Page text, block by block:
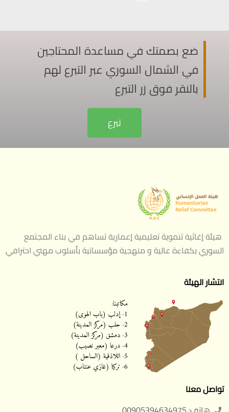
ضع بصمتك في مساعدة المحتاجين
في الشمال السوري عبر التبرع لهم
بالنقر فوق زر التبرع
تبرع
هيئة إغاثية تنموية تعليمية إعمارية تساهم في بناء المجتمع
السوري بكفاءة عالية و منهجية مؤسساتية بأسلوب مهني احترافي
انتشار الهيئة
تواصل معنا